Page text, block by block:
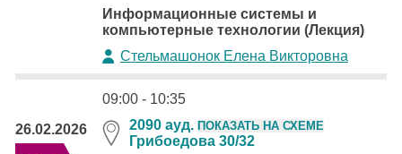
Информационные системы и
компьютерные технологии (Лекция)
Стельмашонок Елена Викторовна
26.02.2026
09:00 - 10:35
2090 ауд. ПОКАЗАТЬ НА СХЕМЕ
Грибоедова 30/32